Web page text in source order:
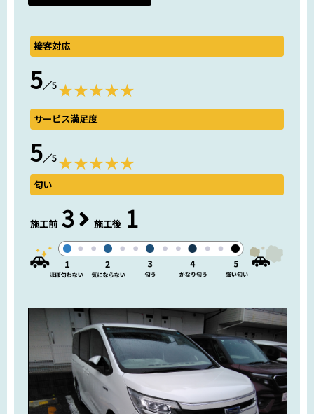
接客対応
5／5
サービス満足度
5／5
匂い
施工前 3 施工後 1